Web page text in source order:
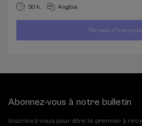
50 h. Anglais
...Date
Période
Abonnez-vous à notre bulletin
Inscrivez-vous pour être le premier à